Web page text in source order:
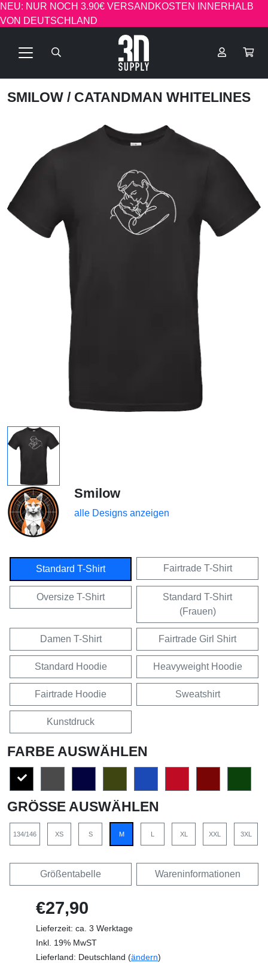
NEU: NUR NOCH 3.90€ VERSANDKOSTEN INNERHALB
VON DEUTSCHLAND
SMILOW / CATANDMAN WHITELINES
Smilow
alle Designs anzeigen
Standard T-Shirt Fairtrade T-Shirt
Oversize T-Shirt
Standard T-Shirt
(Frauen)
Damen T-Shirt Fairtrade Girl Shirt
Standard Hoodie Heavyweight Hoodie
Fairtrade Hoodie Sweatshirt
Kunstdruck
FARBE AUSWÄHLEN
GRÖSSE AUSWÄHLEN
134/146 XS S M XL XXL 3XL
Größentabelle Wareninformationen
€27,90
Lieferzeit: ca. 3 Werktage
Inkl. 19% MwST
Lieferland: Deutschland (ändern)